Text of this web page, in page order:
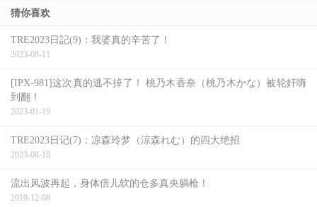
猜你喜欢
TRE2023日記(9)：我婆真的辛苦了！
2023-08-11
[IPX-981]这次真的逃不掉了！ 桃乃木香奈（桃乃木かな）被轮奸嗨
到翻！
2023-01-19
TRE2023日记(7)：凉森玲梦（涼森れむ）的四大绝招
2023-08-10
流出风波再起，身体倍儿软的仓多真央躺枪！
2019-12-08